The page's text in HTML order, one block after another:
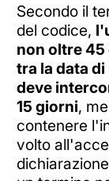
Secondo il
del codice,
non oltre
tra la data
deve
15 giorni,
contenere
volto